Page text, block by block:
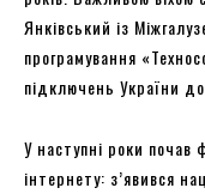
Янківський із
програмування
підключень України
У наступні роки почав
інтернету: з’явився